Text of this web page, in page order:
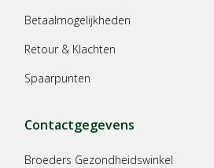
Betaalmogelijkheden
Retour & Klachten
Spaarpunten
Contactgegevens
Broeders Gezondheidswinkel